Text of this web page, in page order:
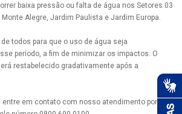
baixa pressão ou falta de água nos Setores 03
Alegre, Jardim Paulista e Jardim Europa.
todos para que o uso de água seja
período, a fim de minimizar os impactos. O
restabelecido gradativamente após a
entre em contato com nosso atendimento por